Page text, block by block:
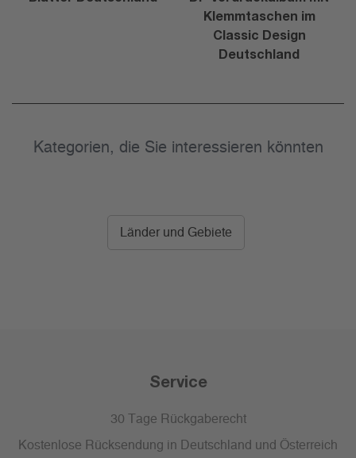
Klemmtaschen im
Classic Design
Deutschland
Kategorien, die Sie interessieren könnten
Länder und Gebiete
Service
30 Tage Rückgaberecht
Kostenlose Rücksendung in Deutschland und Österreich